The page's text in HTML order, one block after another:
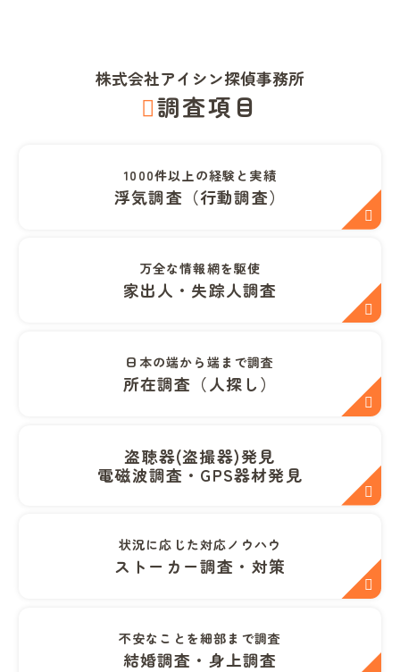
株式会社アイシン探偵事務所
調査項目
1000件以上の経験と実績
浮気調査（行動調査）
万全な情報網を駆使
家出人・失踪人調査
日本の端から端まで調査
所在調査（人探し）
盗聴器(盗撮器)発見
電磁波調査・GPS器材発見
状況に応じた対応ノウハウ
ストーカー調査・対策
不安なことを細部まで調査
結婚調査・身上調査